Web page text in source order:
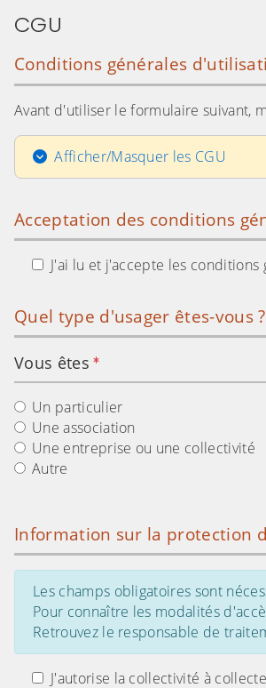
CGU
Conditions générales
Avant d'utiliser le formulaire suivant,
Afficher/Masquer les CGU
Acceptation des conditions
J'ai lu et j'accepte les
Quel type d'usager êtes-vous ?
Vous êtes
Un particulier
Une association
Une entreprise ou une collectivité
Autre
Information sur la protection
Les champs obligatoires sont
Pour connaître les modalités
Retrouvez le responsable de
J'autorise la collectivité à